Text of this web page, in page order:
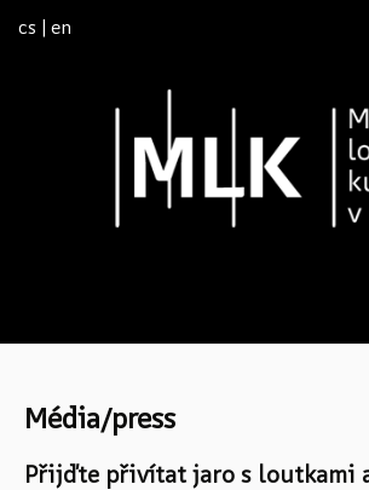
cs | en
Média/press
Přijďte přivítat jaro s loutkami